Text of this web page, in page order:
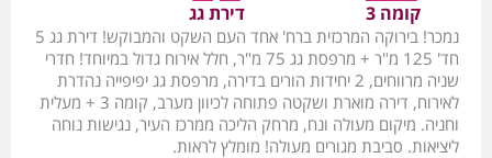
קומה 3 דירת גג
נמכר! בירוקה המרכזית ברח' אחד העם השקט והמבוקש! דירת גג 5
חד' 125 מ"ר + מרפסת גג 75 מ"ר, חלל אירוח גדול במיוחד! חדרי
שניה מרווחים, 2 יחידות הורים בדירה, מרפסת גג יפיפייה נהדרת
לאירוח, דירה מוארת ושקטה פתוחה לכיוון מערב, קומה 3 + מעלית
וחניה. מיקום מעולה ונח, מרחק הליכה ממרכז העיר, נגישות נוחה
ליציאות. סביבת מגורים מעולה! מומלץ לראות.